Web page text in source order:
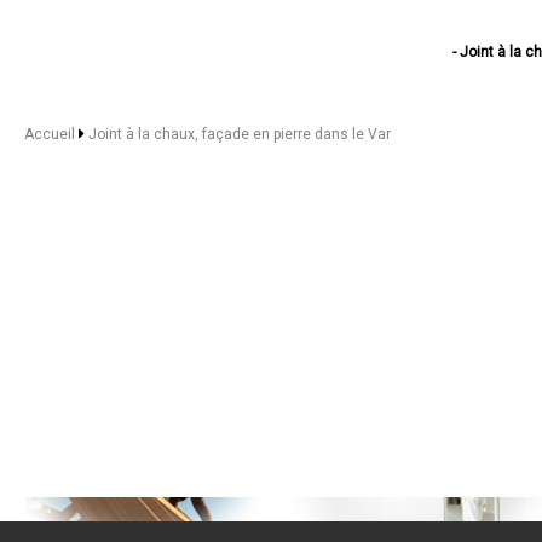
- Joint à la
- Joint à la
Accueil Joint à la chaux, façade en pierre dans le Var